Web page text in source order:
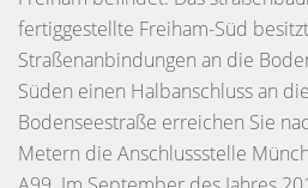
fertiggestellte Freiham-Süd
Straßenanbindungen an die
Süden einen Halbanschluss an
Bodenseestraße erreichen Sie
Metern die Anschlussstelle